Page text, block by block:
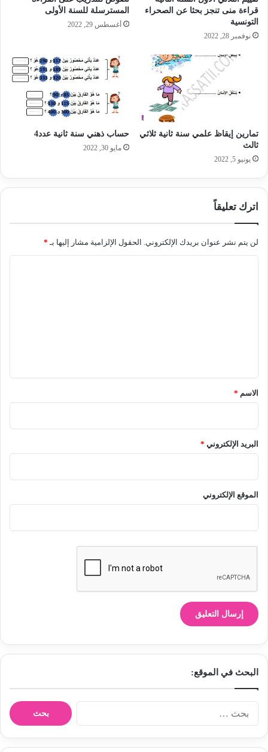
قراءة منى تنجز بحثا عن الصحراء
التونسية
نوفمبر 28, 2022
المسترسلة للسنة الأولى
أغسطس 29, 2022
تمارين إيقاظ علمي سنة ثانية ثلاثي
ثالث
يونيو 5, 2022
حساب ذهني سنة ثانية عدد4
مايو 30, 2022
اترك تعليقاً
لن يتم نشر عنوان بريدك الإلكتروني. الحقول الإلزامية مشار إليها بـ *
*الاسم *
البريد الإلكتروني *
الموقع الإلكتروني
البحث في الموقع: